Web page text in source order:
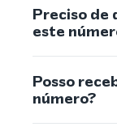
Preciso de
este
Posso
número?